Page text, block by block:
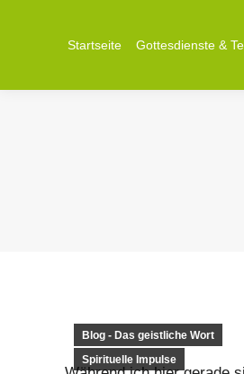
Startseite Gottesdienste &
Blog - Das geistliche Wort
Spirituelle Impulse
Startseite Gottesdienste &